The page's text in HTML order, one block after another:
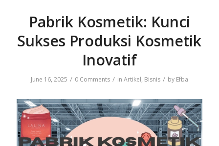
Pabrik Kosmetik: Kunci
Sukses Produksi Kosmetik
Inovatif
June 16, 2025 / 0 Comments / in Artikel, Bisnis / by Efba